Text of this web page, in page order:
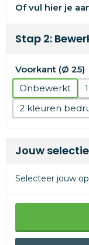
Of vul hier je
Stap 2:
Voorkant (Ø 25)
Onbewerkt
1
2
Jouw
Selecteer jouw